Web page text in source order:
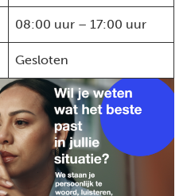
08:00 uur – 17:00 uur
Gesloten